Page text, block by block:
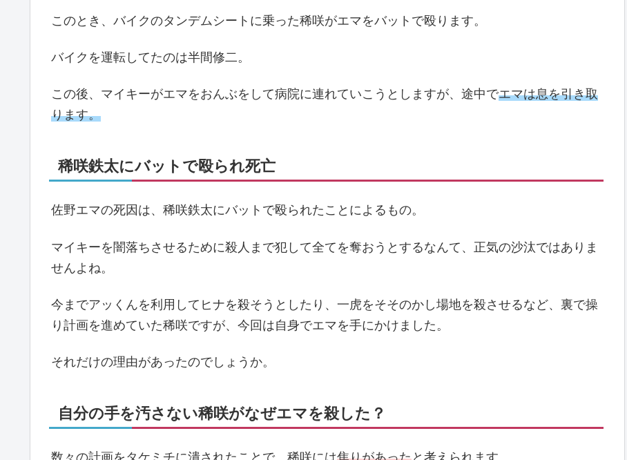
このとき、バイクのタンデムシートに乗った稀咲がエマをバットで殴ります。
バイクを運転してたのは半間修二。
この後、マイキーがエマをおんぶをして病院に連れていこうとしますが、途中でエマは息を引き取
ります。
稀咲鉄太にバットで殴られ死亡
佐野エマの死因は、稀咲鉄太にバットで殴られたことによるもの。
マイキーを闇落ちさせるために殺人まで犯して全てを奪おうとするなんて、正気の沙汰ではありま
せんよね。
今までアッくんを利用してヒナを殺そうとしたり、一虎をそそのかし場地を殺させるなど、裏で操
り計画を進めていた稀咲ですが、今回は自身でエマを手にかけました。
それだけの理由があったのでしょうか。
自分の手を汚さない稀咲がなぜエマを殺した？